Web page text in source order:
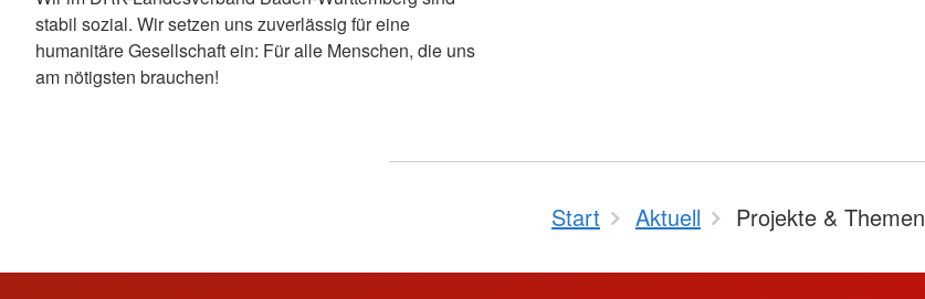
stabil sozial. Wir setzen uns zuverlässig für eine
humanitäre Gesellschaft ein: Für alle Menschen, die uns
am nötigsten brauchen!
Start Aktuell Projekte & Themen